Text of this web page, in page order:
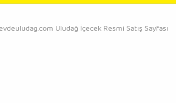
Uludağ İçecek Resmi Satış Sayfası